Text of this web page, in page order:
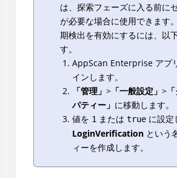
は、探索フェーズに入る前に
が必要な場合に使用できます
期検出を有効にするには、以
す。
AppScan Enterprise アプ
インします。
「管理」 >「一般設定」 >「
パティー」 に移動します。
値を 1 または trueに設定
LoginVerificationという
ィーを作成します。